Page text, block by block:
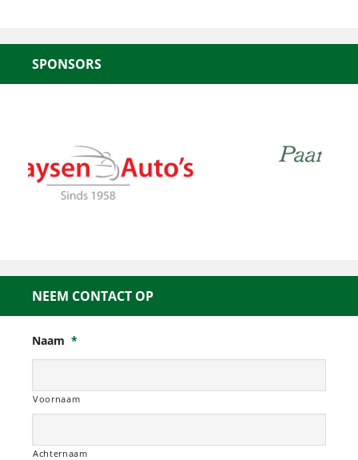
SPONSORS
NEEM CONTACT OP
Naam *
Voornaam
Achternaam